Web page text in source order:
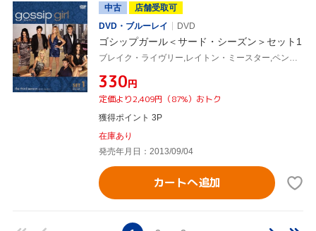
中古
店舗受取可
DVD・ブルーレイ
DVD
ゴシップガール＜サード・シーズン＞セット1
ブレイク・ライヴリー,レイトン・ミースター,ペン・バッジリー,セシリー・フォン・ジーゲザー(原作)
¥330円
定価より2,409円（87%）おトク
獲得ポイント 3P
在庫あり
発売年月日：2013/09/04
カートへ追加